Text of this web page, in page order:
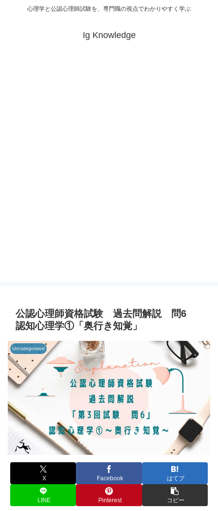
心理学と公認心理師試験を、専門職の視点でわかりやすく学ぶ
Ig Knowledge
公認心理師資格試験 過去問解説 問6
認知心理学①「奥行き知覚」
Uncategorized
X Facebook はてブ
LINE Pinterest コピー